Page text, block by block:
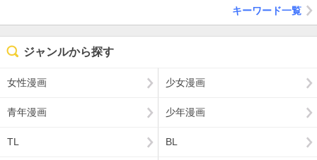
キーワード一覧
ジャンルから探す
女性漫画 少女漫画
青年漫画 少年漫画
TL BL